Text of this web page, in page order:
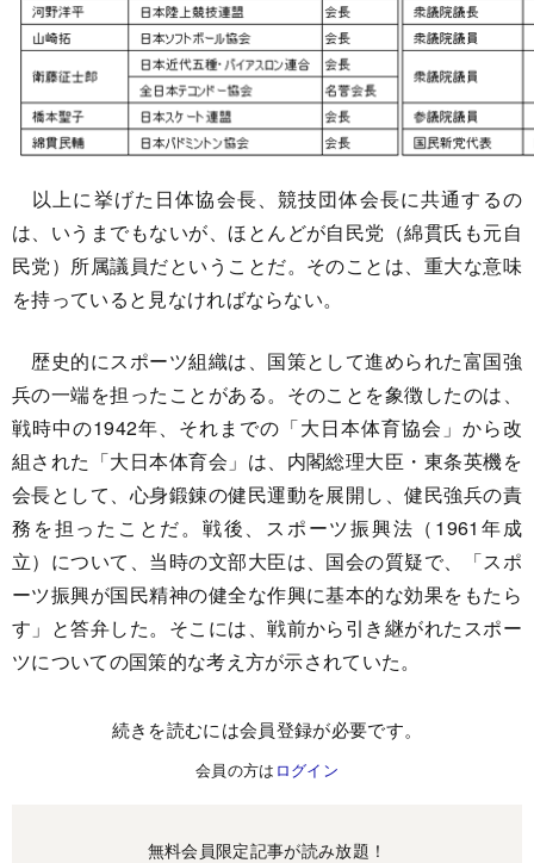
以上に挙げた日体協会長、競技団体会長に共通するの
は、いうまでもないが、ほとんどが自民党（綿貫氏も元自
民党）所属議員だということだ。そのことは、重大な意味
を持っていると見なければならない。
歴史的にスポーツ組織は、国策として進められた富国強
兵の一端を担ったことがある。そのことを象徴したのは、
戦時中の1942年、それまでの「大日本体育協会」から改
組された「大日本体育会」は、内閣総理大臣・東条英機を
会長として、心身鍛錬の健民運動を展開し、健民強兵の責
務を担ったことだ。戦後、スポーツ振興法（1961年成
立）について、当時の文部大臣は、国会の質疑で、「スポ
ーツ振興が国民精神の健全な作興に基本的な効果をもたら
す」と答弁した。そこには、戦前から引き継がれたスポー
ツについての国策的な考え方が示されていた。
続きを読むには会員登録が必要です。
会員の方は ログイン
無料会員限定記事が読み放題！